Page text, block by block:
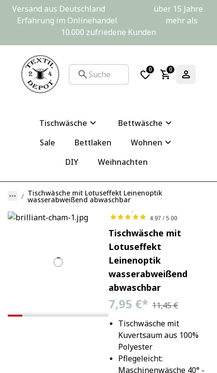
Versand aus Deutschland                         über 15 Jahre
Erfahrung im Onlinehandel                         mehr als
10.000 zufriedene Kunden
0 0
Tischwäsche
Bettwäsche
Sale
Bettlaken
Wohnen
DIY
Weihnachten
Tischwäsche mit Lotuseffekt Leinenoptik
wasserabweißend abwaschbar
Tischwäsche mit
Lotuseffekt
Leinenoptik
wasserabweißend
abwaschbar
7,95 €* 11,45 €
Tischwäsche mit
Kuvertsaum aus 100%
Polyester
Pflegeleicht:
Maschinenwäsche 40° -